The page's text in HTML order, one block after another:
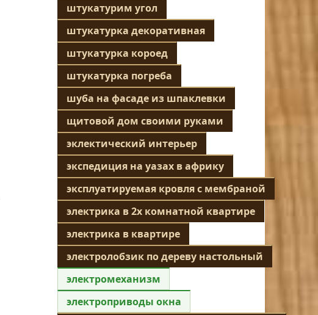
штукатурим угол
штукатурка декоративная
штукатурка короед
штукатурка погреба
шуба на фасаде из шпаклевки
щитовой дом своими руками
эклектический интерьер
экспедиция на уазах в африку
эксплуатируемая кровля с мембраной
электрика в 2х комнатной квартире
электрика в квартире
электролобзик по дереву настольный
электромеханизм
электроприводы окна